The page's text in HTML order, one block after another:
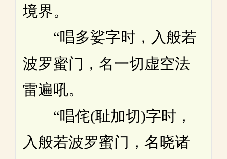
境界。
“唱多娑字时，入般若
波罗蜜门，名一切虚空法
雷遍吼。
“唱侘(耻加切)字时，
入般若波罗蜜门，名晓诸